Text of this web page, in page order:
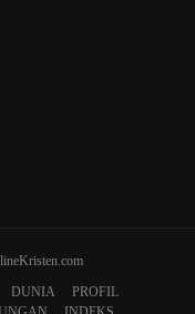
DUNIA
PROFIL